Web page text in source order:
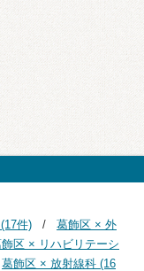
件)
葛飾区 × 外
区 × リハビリテーシ
葛飾区 × 放射線科 (16